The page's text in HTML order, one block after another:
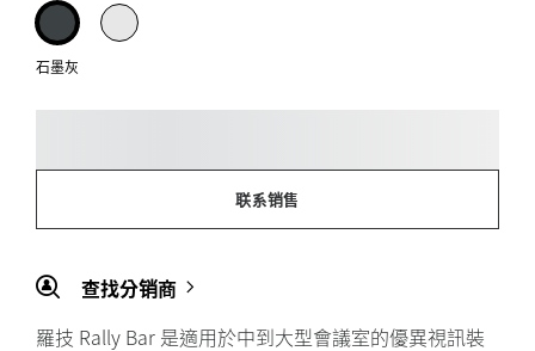
石墨灰
联系销售
查找分销商
羅技 Rally Bar 是適用於中到大型會議室的優異視訊裝